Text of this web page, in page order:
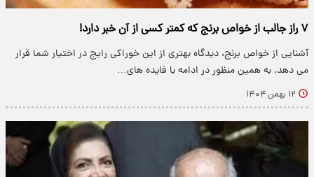
۷ راز جالب از خواص برنج که کمتر کسی از آن خبر دارد!
آشنایی از خواص برنج، دیدگاه بهتری از این خوراکی رایج در اختیار شما قرار
می دهد. به همین منظور در ادامه با فایده های…
۱۲ بهمن ۱۴۰۴